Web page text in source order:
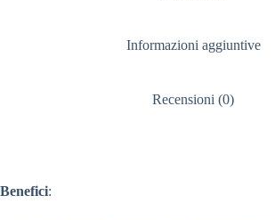
Informazioni aggiuntive
Recensioni (0)
Benefici: